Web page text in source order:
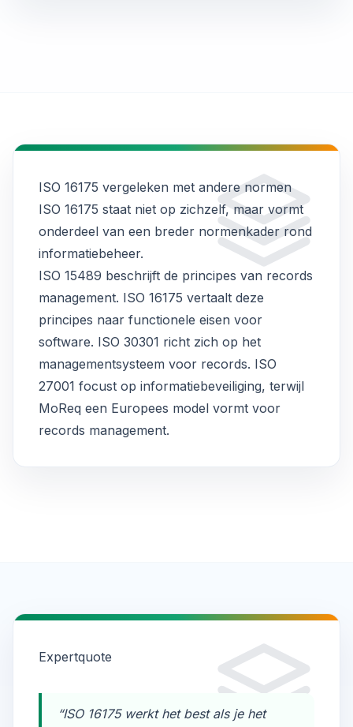
ISO 16175 vergeleken met andere normen
ISO 16175 staat niet op zichzelf, maar vormt
onderdeel van een breder normenkader rond
informatiebeheer.
ISO 15489 beschrijft de principes van records
management. ISO 16175 vertaalt deze
principes naar functionele eisen voor
software. ISO 30301 richt zich op het
managementsysteem voor records. ISO
27001 focust op informatiebeveiliging, terwijl
MoReq een Europees model vormt voor
records management.
Expertquote
“ISO 16175 werkt het best als je het